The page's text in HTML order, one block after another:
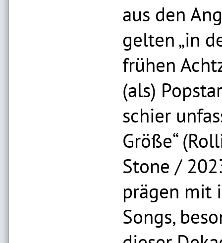
aus den
gelten „in
frühen
(als)
schier
Größe“
Stone /
prägen mit
Songs,